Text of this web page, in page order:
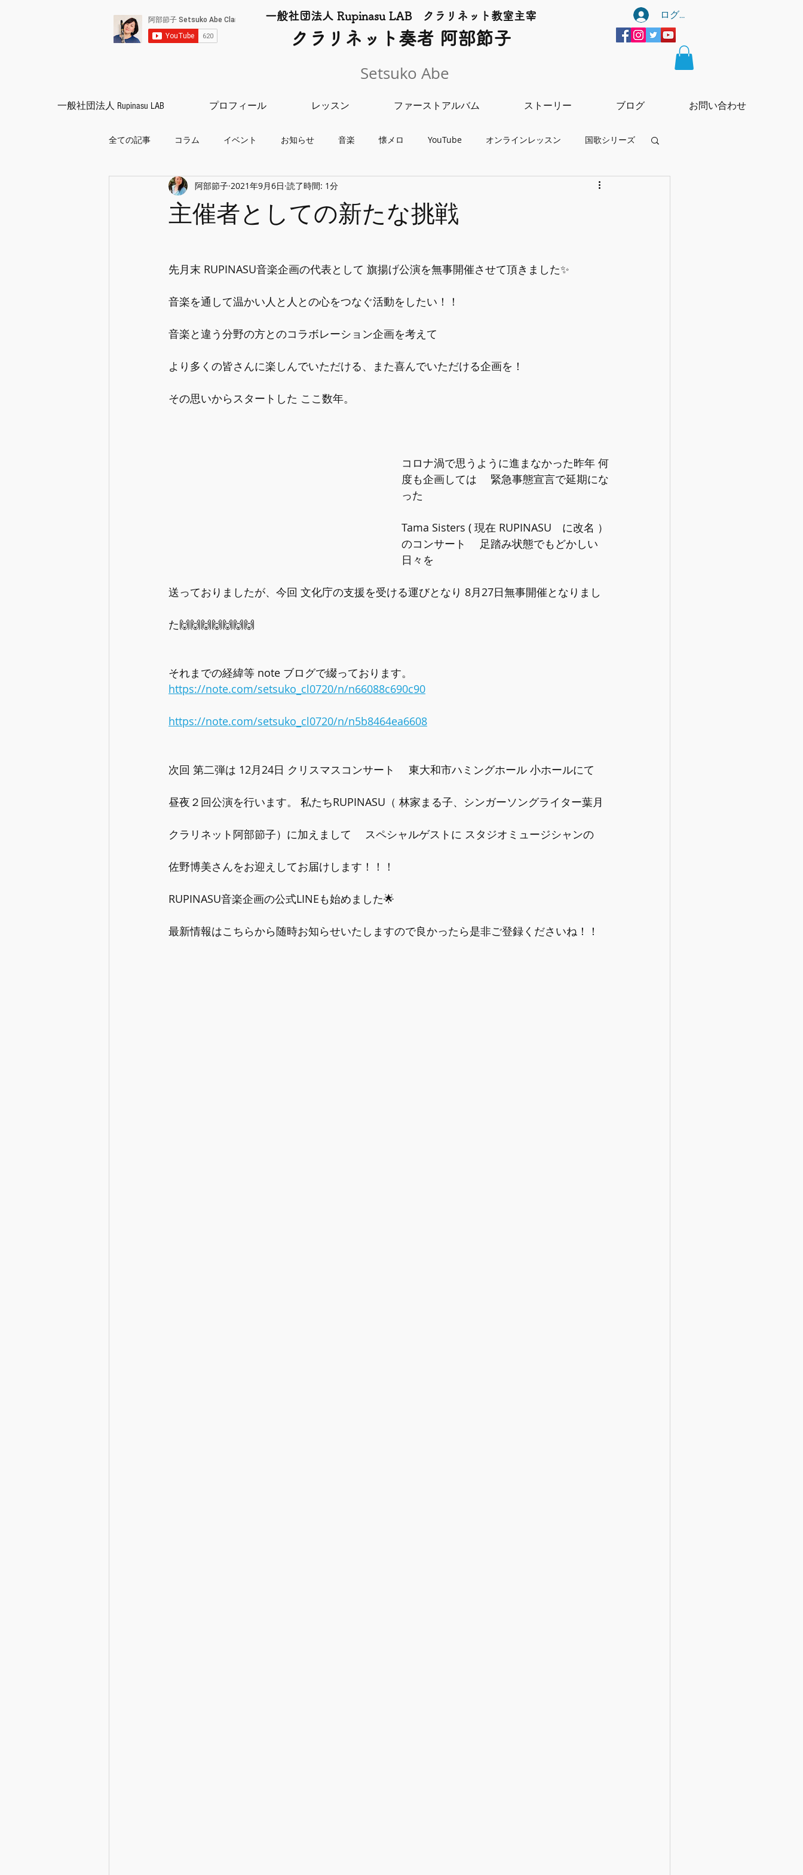
一般社団法人 Rupinasu LAB クラリネット​教室主宰
​クラリネット奏者 阿部節子
Setsuko Abe
ログイン
一般社団法人 Rupinasu LAB プロフィール レッスン ファーストアルバム ストーリー ブログ お問い合わせ
全ての記事 コラム イベント お知らせ 音楽 懐メロ YouTube オンラインレッスン 国歌シリーズ
クラリネット 練習方法 チャリティーライブ
主催者としての新たな挑戦
阿部節子 2021年9月6日 読了時間: 1分
先月末 RUPINASU音楽企画の代表として 旗揚げ公演を無事開催させて頂きました✨
音楽を通して温かい人と人との心をつなぐ活動をしたい！！
音楽と違う分野の方とのコラボレーション企画を考えて
より多くの皆さんに楽しんでいただける、また喜んでいただける企画を！
その思いからスタートした ここ数年。
コロナ渦で思うように進まなかった昨年 何
度も企画しては 　緊急事態宣言で延期にな
った
Tama Sisters ( 現在 RUPINASU　に改名 ）
のコンサート 　足踏み状態でもどかしい
日々を
送っておりましたが、今回 文化庁の支援を受ける運びとなり 8月27日無事開催となりまし
た🙌🙌🙌🙌🙌🙌🙌
それまでの経緯等 note ブログで綴っております。
https://note.com/setsuko_cl0720/n/n66088c690c90
https://note.com/setsuko_cl0720/n/n5b8464ea6608
次回 第二弾は 12月24日 クリスマスコンサート 　東大和市ハミングホール 小ホールにて
昼夜２回公演を行います。 私たちRUPINASU（ 林家まる子、シンガーソングライター葉月
クラリネット阿部節子）に加えまして 　スペシャルゲストに スタジオミュージシャンの
佐野博美さんをお迎えしてお届けします！！！
RUPINASU音楽企画の公式LINEも始めました🌟
最新情報はこちらから随時お知らせいたしますので良かったら是非ご登録くださいね！！